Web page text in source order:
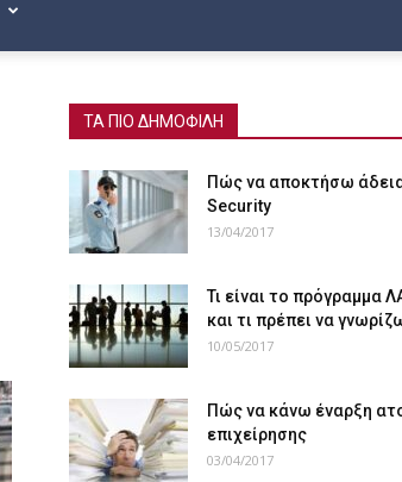
ΤΑ ΠΙΟ ΔΗΜΟΦΙΛΗ
Πώς να αποκτήσω
Security
13/04/2017
Τι είναι το πρόγραμμα
και τι πρέπει να
10/05/2017
Πώς να κάνω έναρξη
επιχείρησης
03/04/2017